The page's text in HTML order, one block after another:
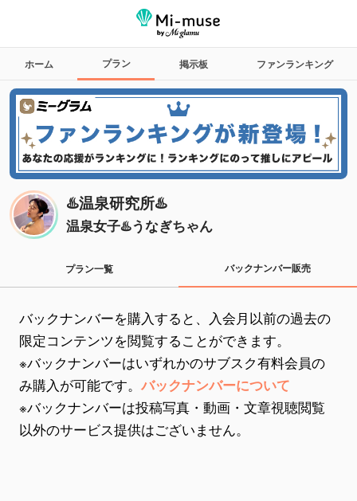
ホーム プラン 掲示板 ファンランキング
♨️温泉研究所♨️
温泉女子♨️うなぎちゃん
プラン一覧 バックナンバー販売
バックナンバーを購入すると、入会月以前の過去の
限定コンテンツを閲覧することができます。
※バックナンバーはいずれかのサブスク有料会員の
み購入が可能です。 バックナンバーについて
※バックナンバーは投稿写真・動画・文章視聴閲覧
以外のサービス提供はございません。